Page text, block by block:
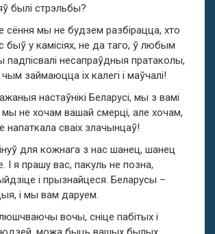
былі стрэльбы?
сёння мы не будзем разбірацца, хто
быў у камісіях, не да таго, ў любым
несапраўдныя пратаколы,
займаюцца іх калегі і маўчалі!
настаўнікі Беларусі, мы з вамі
мы не хочам вашай смерці, але хочам,
напаткала сваіх злачынцаў!
для кожнага з нас шанец, шанец
І я прашу вас, пакуль не позна,
і прызнайцеся. Беларусы –
і мы вам даруем.
вочы, сніце пабітых і